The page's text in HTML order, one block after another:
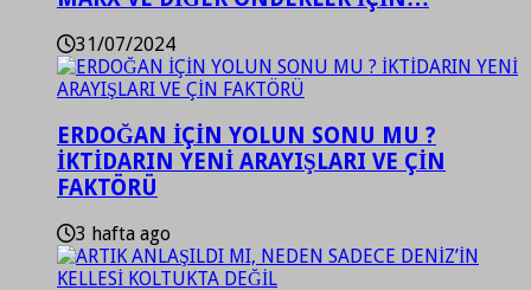
31/07/2024
ERDOĞAN İÇİN YOLUN SONU MU ?
İKTİDARIN YENİ ARAYIŞLARI VE ÇİN
FAKTÖRÜ
3 hafta ago